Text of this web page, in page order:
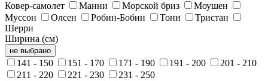
Ковер-самолет
Манни Морской бриз
Моушен
Муссон
Олсен Робин-Бобин Тони
Тристан
Шерри
Ширина (см)
не выбрано
141 - 150 151 - 170 171 - 190 191 - 200
201 - 210
211 - 220
221 - 230
231 - 250